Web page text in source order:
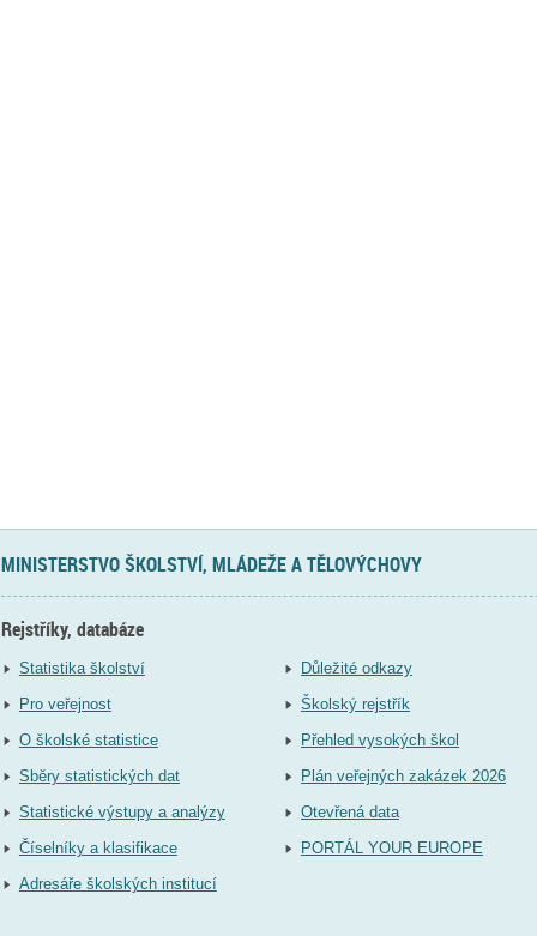
MINISTERSTVO ŠKOLSTVÍ, MLÁDEŽE A TĚLOVÝCHOVY
Rejstříky, databáze
Statistika školství
Pro veřejnost
O školské statistice
Sběry statistických dat
Statistické výstupy a analýzy
Číselníky a klasifikace
Adresáře školských institucí
Důležité odkazy
Školský rejstřík
Přehled vysokých škol
Plán veřejných zakázek 2026
Otevřená data
PORTÁL YOUR EUROPE